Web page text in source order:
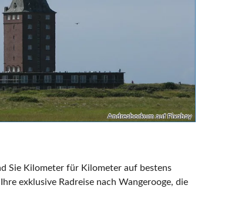
Andreaborkum auf Pixabay
Sie Kilometer für Kilometer auf bestens
exklusive Radreise nach Wangerooge, die